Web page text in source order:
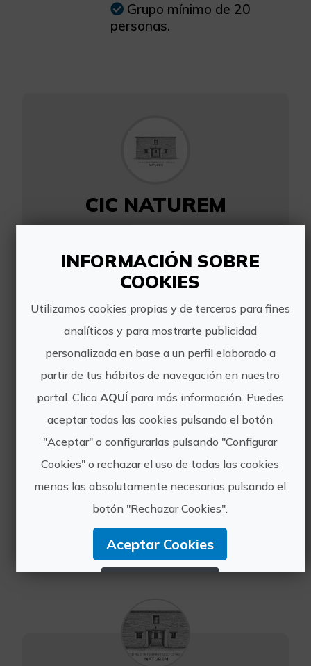
Grupo mínimo de 20
personas.
CIC NATUREM
CENTRO DE INTERPRETACIÓN
CITRÍCOLA NATUREM
https://naturem.es/centro-
interpretacion-citricola/
cooperativaburriana@naturem.es
964 510 260
Otras experiencias
de CIC NATUREM
INFORMACIÓN SOBRE
COOKIES
Utilizamos cookies propias y de terceros para fines
analíticos y para mostrarte publicidad
personalizada en base a un perfil elaborado a
partir de tus hábitos de navegación en nuestro
portal. Clica AQUÍpara más información. Puedes
aceptar todas las cookies pulsando el botón
"Aceptar" o configurarlas pulsando "Configurar
Cookies" o rechazar el uso de todas las cookies
menos las absolutamente necesarias pulsando el
botón "Rechazar Cookies".
Aceptar Cookies
Configurar Cookies
Más información